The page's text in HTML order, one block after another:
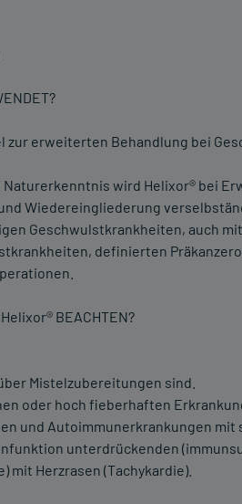
erweiterten Behandlung bei
wird Helixor® bei
Wiedereingliederung
Geschwulstkrankheiten, auch
definierten
Helixor® BEACHTEN?
Mistelzubereitungen sind.
oder hoch fieberhaften
und Autoimmunerkrankungen mit
unterdrückenden
Herzrasen (Tachykardie).